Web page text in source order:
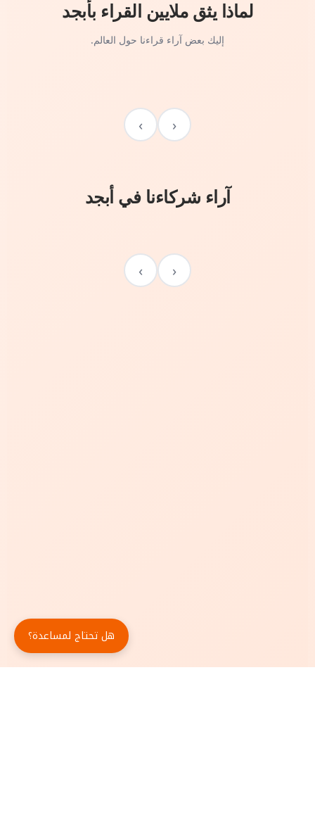
لماذا يثق ملايين القراء بأبجد
إليك بعض آراء قراءنا حول العالم.
‹
›
آراء شركاءنا في أبجد
‹
›
هل تحتاج لمساعدة؟